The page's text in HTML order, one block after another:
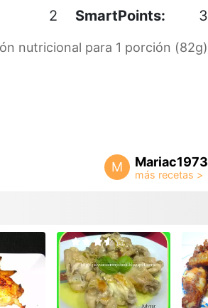
2 SmartPoints: 3
nutricional para 1 porción (82g)
M Mariac1973